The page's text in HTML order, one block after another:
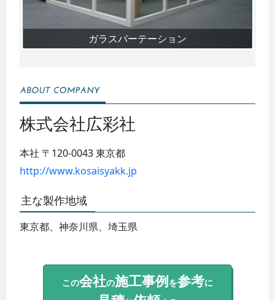
ガラスパーテーション
株式会社広彩社
本社 〒120-0043東京都
http://www.kosaisyakk.jp
主な製作地域
東京都、神奈川県、埼玉県
この会社の施工事例を参考に